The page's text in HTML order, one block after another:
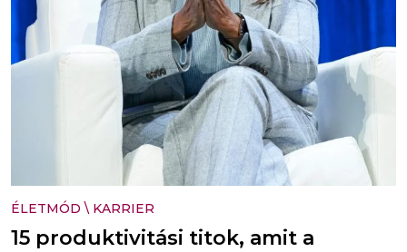
ÉLETMÓD \ KARRIER
15 produktivitási titok, amit a